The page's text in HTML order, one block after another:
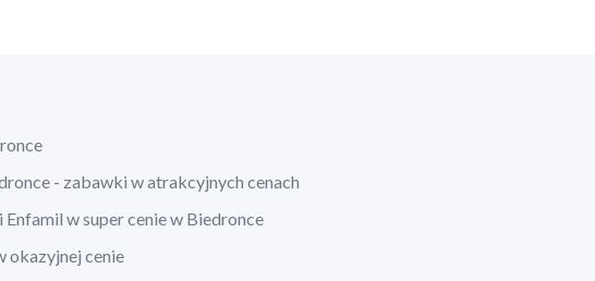
- zabawki w atrakcyjnych cenach
w super cenie w Biedronce
okazyjnej cenie